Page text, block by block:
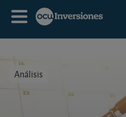
Análisis